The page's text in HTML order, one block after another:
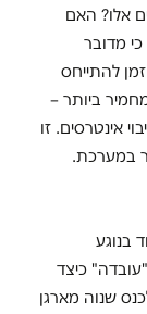
אלו? האם
מדובר
להתייחס
ביותר –
אינטרסים. זו
במערכת.
בנוגע
כיצד
שנוה מארגן